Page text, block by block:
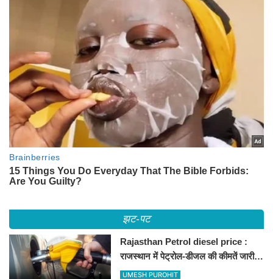
झट-पट
Rajasthan Petrol diesel price :
राजस्थान में पेट्रोल-डीजल की कीमतें जारी,
जानिए बीकानेर समेत पुरे प्रदेश में नए रेट
UMESH PUROHIT